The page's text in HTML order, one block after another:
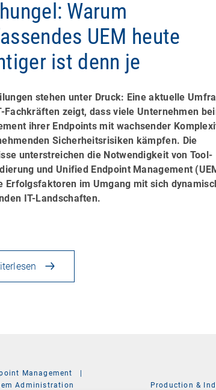
Warum
UEM heute
ist denn je
stehen unter Druck: Eine aktuelle
Fachkräften zeigt, dass viele Unternehmen
ihrer Endpoints mit wachsender
Sicherheitsrisiken kämpfen. Die
unterstreichen die Notwendigkeit von Tool-
und Unified Endpoint Management
Erfolgsfaktoren im Umgang mit sich
IT-Landschaften.
Management
|
Administration
Production &